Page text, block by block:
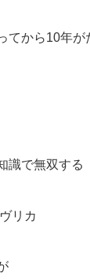
から10年が
識で無双する
リカ